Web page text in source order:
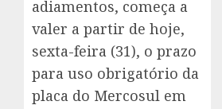
adiamentos, começa a
valer a partir de hoje,
sexta-feira (31), o prazo
para uso obrigatório da
placa do Mercosul em